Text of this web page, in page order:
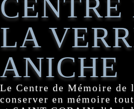
LA
ANICHE
Le Centre de Mémoire de
conserver en mémoire